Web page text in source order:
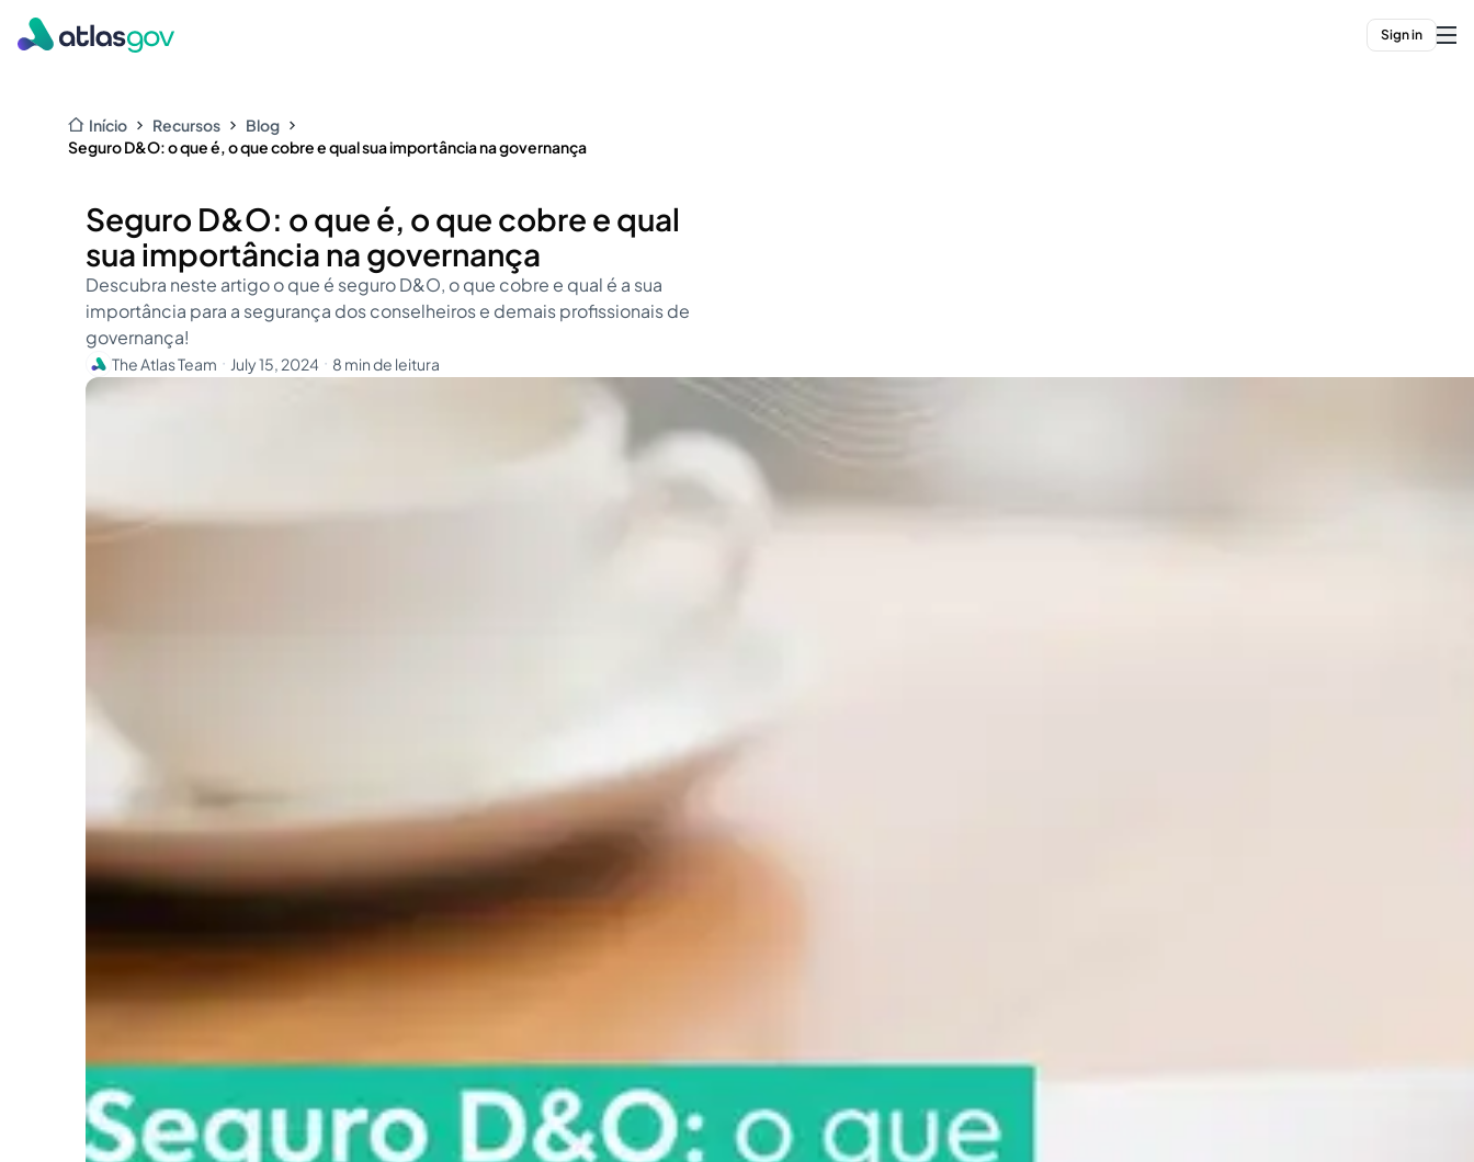
Sign in
Início Recursos
Blog
Seguro D&O: o que é, o que cobre e qual sua importância na governança
Seguro D&O: o que é, o que cobre e qual
sua importância na governança
Descubra neste artigo o que é seguro D&O, o que cobre e qual é a sua
importância para a segurança dos conselheiros e demais profissionais de
governança!
The Atlas Team ・ July 15, 2024 ・ 8 min de leitura